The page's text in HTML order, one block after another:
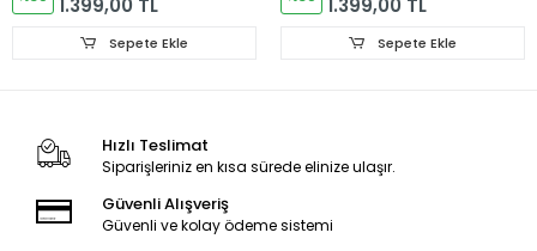
1.399,00 TL
Sepete Ekle
1.399,00 TL
Sepete Ekle
Hızlı Teslimat
Siparişleriniz en kısa sürede elinize ulaşır.
Güvenli Alışveriş
Güvenli ve kolay ödeme sistemi